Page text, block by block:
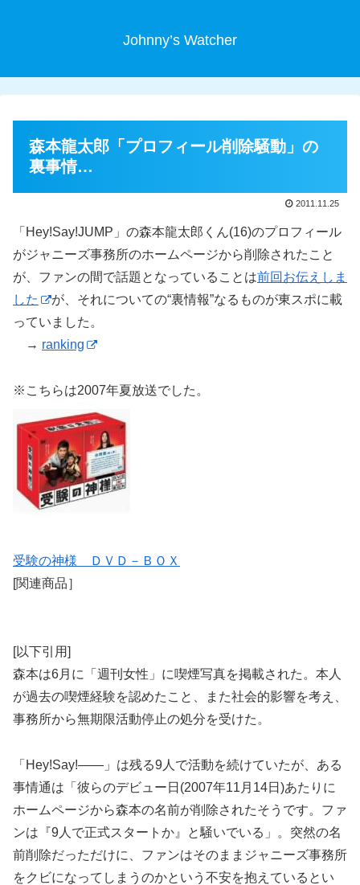
Johnny’s Watcher
森本龍太郎「プロフィール削除騒動」の
裏事情…
2011.11.25
「Hey!Say!JUMP」の森本龍太郎くん(16)のプロフィール
がジャニーズ事務所のホームページから削除されたこと
が、ファンの間で話題となっていることは前回お伝えしま
した
が、それについての“裏情報”なるものが東スポに載
っていました。
→ ranking
※こちらは2007年夏放送でした。
受験の神様 ＤＶＤ－ＢＯＸ
[関連商品］
[以下引用]
森本は6月に「週刊女性」に喫煙写真を掲載された。本人
が過去の喫煙経験を認めたこと、また社会的影響を考え、
事務所から無期限活動停止の処分を受けた。
「Hey!Say!――」は残る9人で活動を続けていたが、ある
事情通は「彼らのデビュー日(2007年11月14日)あたりに
ホームページから森本の名前が削除されたそうです。ファ
ンは『9人で正式スタートか』と騒いでいる」。突然の名
前削除だっただけに、ファンはそのままジャニーズ事務所
をクビになってしまうのかという不安を抱えているとい